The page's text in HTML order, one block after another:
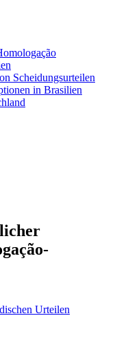
Scheidungsurteilen
in Brasilien
Urteilen